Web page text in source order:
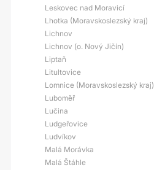
Leskovec nad Moravicí
Lhotka (Moravskoslezský kraj)
Lichnov
Lichnov (o. Nový Jičín)
Liptaň
Litultovice
Lomnice (Moravskoslezský kraj)
Luboměř
Lučina
Ludgeřovice
Ludvíkov
Malá Morávka
Malá Štáhle